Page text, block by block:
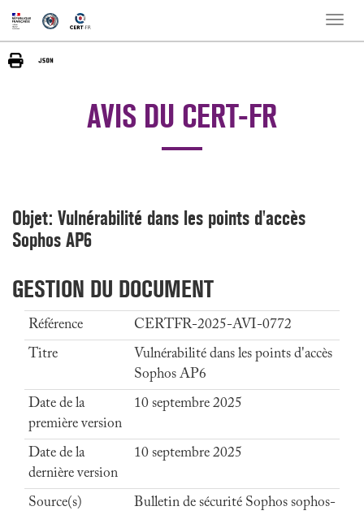
Toggle
AVIS DU CERT-FR
Objet: Vulnérabilité dans les points d'accès
Sophos AP6
GESTION DU DOCUMENT
Référence
CERTFR-2025-AVI-0772
Titre
Vulnérabilité dans les points d'accès
Sophos AP6
Date de la
première version
10 septembre 2025
Date de la
dernière version
10 septembre 2025
Source(s)
Bulletin de sécurité Sophos sophos-